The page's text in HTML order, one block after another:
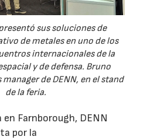
sus soluciones de
de metales en uno de los
internacionales de la
y de defensa. Bruno
de DENN, en el stand
de la feria.
en Farnborough, DENN
por la